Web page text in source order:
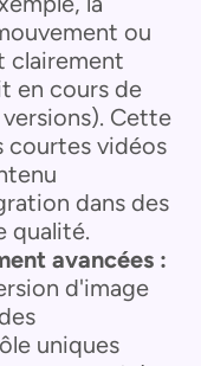
ou
clairement
en cours de
Cette
courtes vidéos
dans des
qualité.
avancées :
d'image
uniques